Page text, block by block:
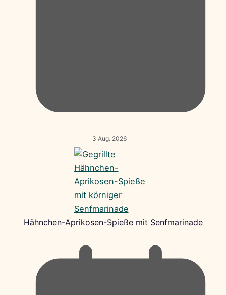
3 Aug. 2026
Hähnchen-Aprikosen-Spieße mit Senfmarinade